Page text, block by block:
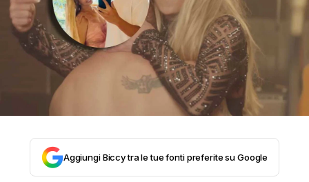
Aggiungi Biccy tra le tue fonti preferite su Google